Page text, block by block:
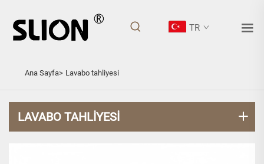
TR
Ana Sayfa> Lavabo tahliyesi
LAVABO TAHLIYESI